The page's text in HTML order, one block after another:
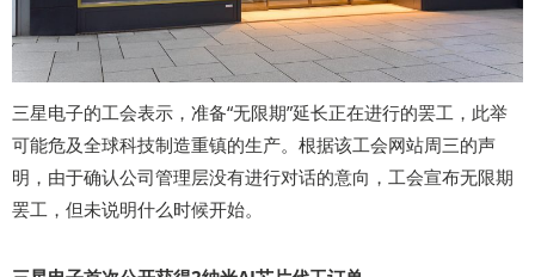
三星电子的工会表示，准备“无限期”延长正在进行的罢工，此举
可能危及全球科技制造重镇的生产。根据该工会网站周三的声
明，由于确认公司管理层没有进行对话的意向，工会宣布无限期
罢工，但未说明什么时候开始。